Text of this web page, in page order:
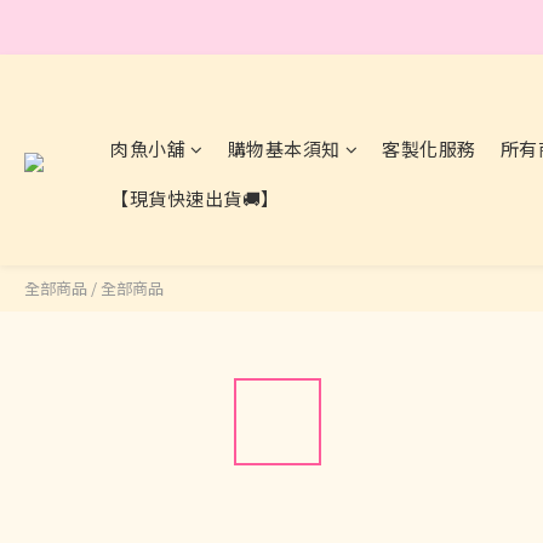
肉魚小舖 購物基本須知 客製化服務
所
【現貨快速出貨🚚】
全部商品 / 全部商品